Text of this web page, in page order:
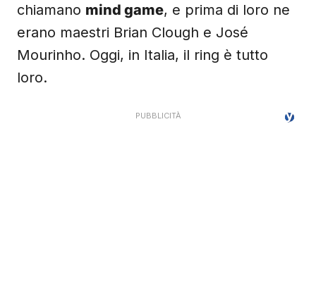
erano maestri Brian Clough e José
Mourinho. Oggi, in Italia, il ring è tutto
loro.